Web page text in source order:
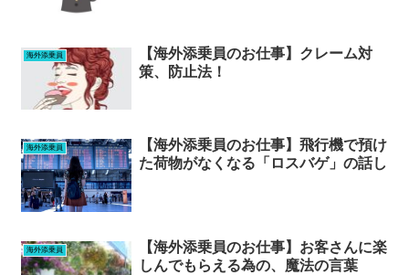
海外添乗員
【海外添乗員のお仕事】クレーム対
策、防止法！
海外添乗員
【海外添乗員のお仕事】飛行機で預け
た荷物がなくなる「ロスバゲ」の話し
海外添乗員
【海外添乗員のお仕事】お客さんに楽
しんでもらえる為の、魔法の言葉